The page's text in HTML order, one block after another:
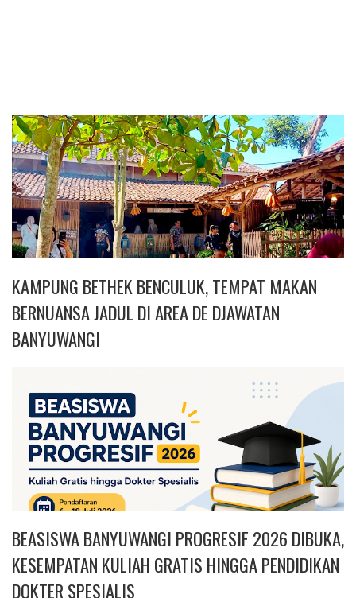
KAMPUNG BETHEK BENCULUK, TEMPAT MAKAN
BERNUANSA JADUL DI AREA DE DJAWATAN
BANYUWANGI
BEASISWA BANYUWANGI PROGRESIF 2026 DIBUKA,
KESEMPATAN KULIAH GRATIS HINGGA PENDIDIKAN
DOKTER SPESIALIS